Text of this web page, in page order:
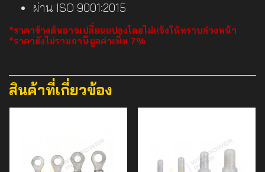
ผ่าน ISO 9001:2015
*ราคาข้างต้นอาจเปลี่ยนแปลงโดยไม่แจ้งให้ทราบล่วงหน้า
*ราคายังไม่รวมภาษีมูลค่าเพิ่ม 7%
สินค้าที่เกี่ยวข้อง